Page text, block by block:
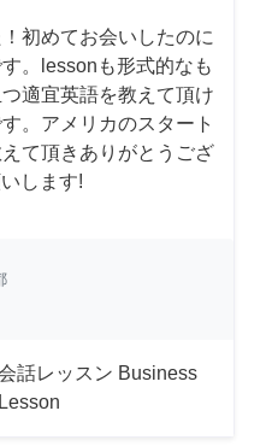
初めてお会いしたのに
。lessonも形式的なも
適宜英語を教えて頂け
。アメリカのスタート
て頂きありがとうござ
します!
話レッスン Business